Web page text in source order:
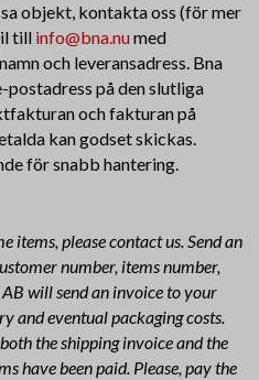
objekt, kontakta oss (för mer
till info@bna.numed
och leveransadress. Bna
på den slutliga
och fakturan på
kan godset skickas.
för snabb hantering.
items, please contact us. Send an
number, items number,
will send an invoice to your
and eventual packaging costs.
the shipping invoice and the
have been paid. Please, pay the